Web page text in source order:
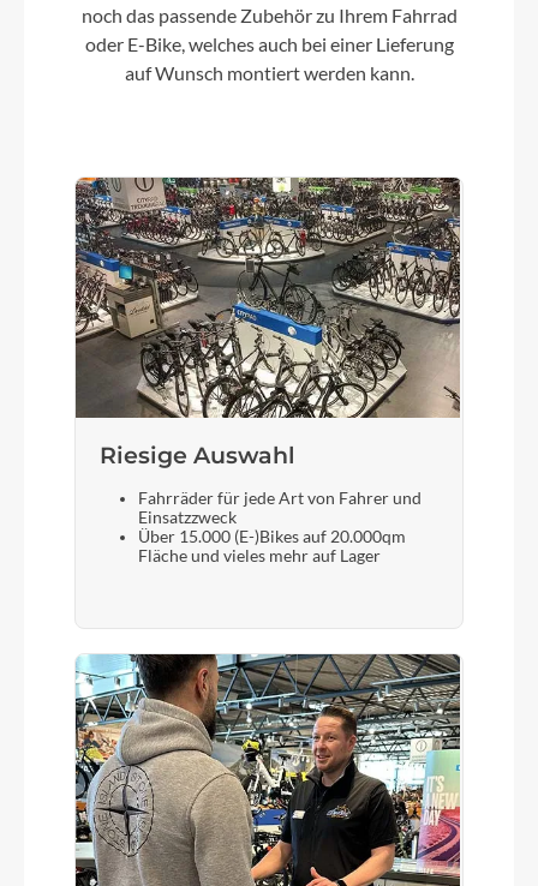
noch das passende Zubehör zu Ihrem Fahrrad
oder E-Bike, welches auch bei einer Lieferung
auf Wunsch montiert werden kann.
Riesige Auswahl
Fahrräder für jede Art von Fahrer und
Einsatzzweck
Über 15.000 (E-)Bikes auf 20.000qm
Fläche und vieles mehr auf Lager